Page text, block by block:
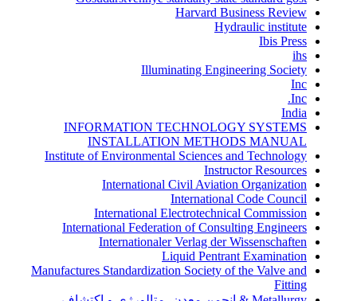
Harvard Business Review
Hydraulic institute
Ibis Press
ihs
Illuminating Engineering Society
Inc
Inc.
India
INFORMATION TECHNOLOGY SYSTEMS
INSTALLATION METHODS MANUAL
Institute of Environmental Sciences and Technology
Instructor Resources
International Civil Aviation Organization
International Code Council
International Electrotechnical Commission
International Federation of Consulting Engineers
Internationaler Verlag der Wissenschaften
Liquid Pentrant Examination
Manufactures Standardization Society of the Valve and
Fitting